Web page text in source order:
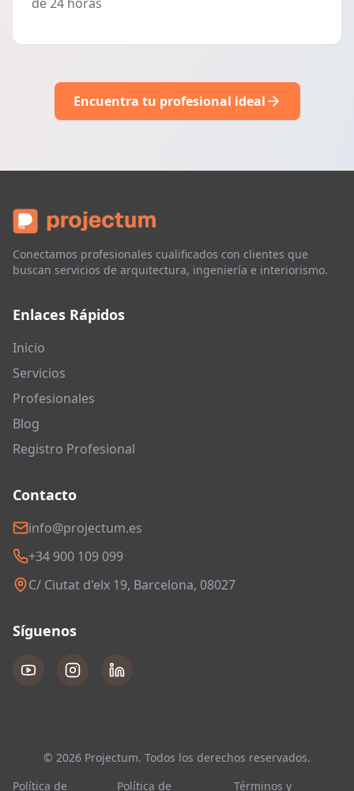
Encuentra tu profesional ideal
Conectamos profesionales cualificados con clientes que
buscan servicios de arquitectura, ingeniería e interiorismo.
Enlaces Rápidos
Inicio
Servicios
Profesionales
Blog
Registro Profesional
Contacto
info@projectum.es
+34 900 109 099
C/ Ciutat d'elx 19, Barcelona, 08027
Síguenos
© 2026 Projectum. Todos los derechos reservados.
Política de
Política de Términos y